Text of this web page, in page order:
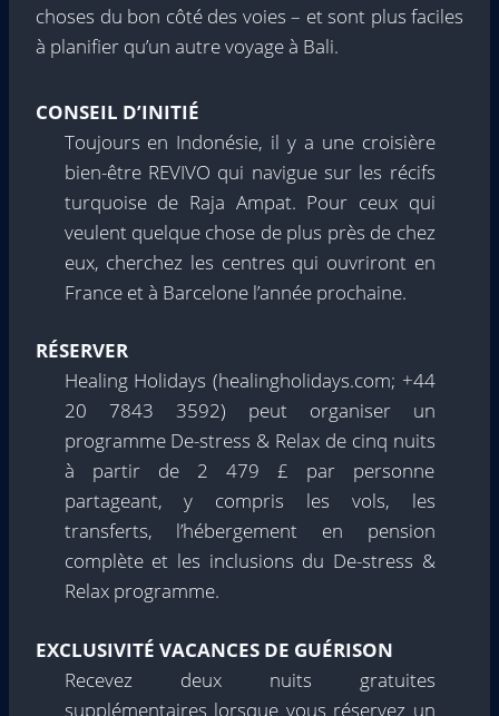
choses du bon côté des voies – et sont plus faciles
à planifier qu’un autre voyage à Bali.
CONSEIL D’INITIÉ
Toujours en Indonésie, il y a une croisière
bien-être REVIVO qui navigue sur les récifs
turquoise de Raja Ampat. Pour ceux qui
veulent quelque chose de plus près de chez
eux, cherchez les centres qui ouvriront en
France et à Barcelone l’année prochaine.
RÉSERVER
Healing Holidays (healingholidays.com; +44
20 7843 3592) peut organiser un
programme De-stress & Relax de cinq nuits
à partir de 2 479 £ par personne
partageant, y compris les vols, les
transferts, l’hébergement en pension
complète et les inclusions du De-stress &
Relax programme.
EXCLUSIVITÉ VACANCES DE GUÉRISON
Recevez deux nuits gratuites
supplémentaires lorsque vous réservez un